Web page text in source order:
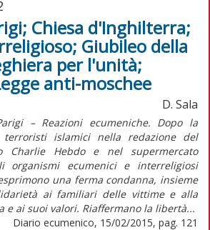
Chiesa d'Inghilterra;
Giubileo della
per l'unità;
anti-moschee
D. Sala
– Reazioni ecumeniche. Dopo la
islamici nella redazione del
Charlie Hebdo e nel supermercato
organismi ecumenici e interreligiosi
una ferma condanna, insieme
ai familiari delle vittime e alla
e ai suoi valori. Riaffermano la libertà...
Diario ecumenico, 15/02/2015, pag. 121